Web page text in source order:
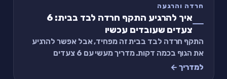
חרדה והרגעה
איך להרגיע התקף חרדה לבד בבית: 6
צעדים שעובדים עכשיו
התקף חרדה לבד בבית זה מפחיד, אבל אפשר להרגיע
את הגוף בכמה דקות. מדריך מעשי עם 6 צעדים
שעובדים כבר עכשיו — בלי תרופות, בלי עזרה מבחוץ.
למדריך ←